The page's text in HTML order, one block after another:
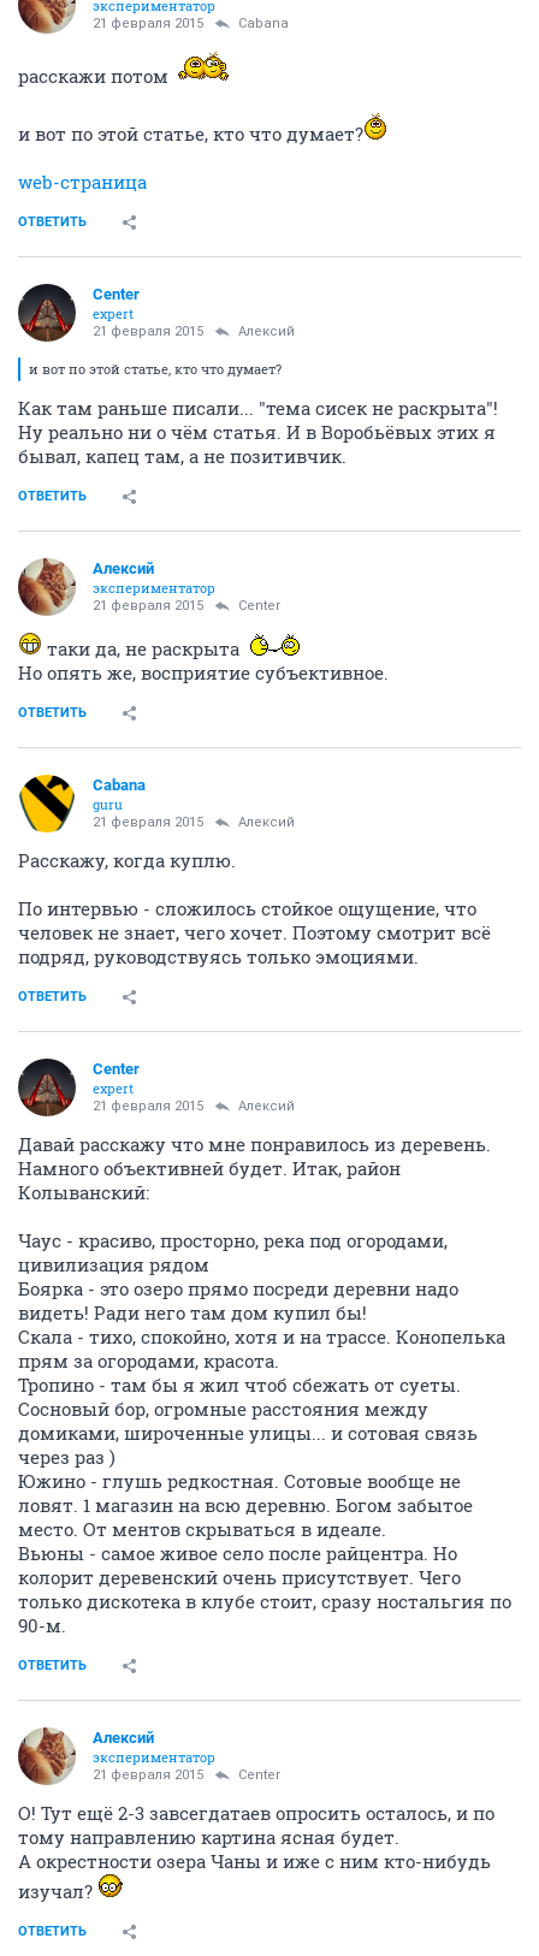
экспериментатор
21 февраля 2015 Cabana
расскажи потом
и вот по этой статье, кто что думает?
web-страница
ОТВЕТИТЬ
Center
expert
21 февраля 2015 Алексий
и вот по этой статье, кто что думает?
Как там раньше писали... "тема сисек не раскрыта"!
Ну реально ни о чём статья. И в Воробьёвых этих я
бывал, капец там, а не позитивчик.
ОТВЕТИТЬ
Алексий
экспериментатор
21 февраля 2015 Center
таки да, не раскрыта
Но опять же, восприятие субъективное.
ОТВЕТИТЬ
Cabana
guru
21 февраля 2015 Алексий
Расскажу, когда куплю.
По интервью - сложилось стойкое ощущение, что
человек не знает, чего хочет. Поэтому смотрит всё
подряд, руководствуясь только эмоциями.
ОТВЕТИТЬ
Center
expert
21 февраля 2015 Алексий
Давай расскажу что мне понравилось из деревень.
Намного объективней будет. Итак, район
Колыванский:
Чаус - красиво, просторно, река под огородами,
цивилизация рядом
Боярка - это озеро прямо посреди деревни надо
видеть! Ради него там дом купил бы!
Скала - тихо, спокойно, хотя и на трассе. Конопелька
прям за огородами, красота.
Тропино - там бы я жил чтоб сбежать от суеты.
Сосновый бор, огромные расстояния между
домиками, широченные улицы... и сотовая связь
через раз )
Южино - глушь редкостная. Сотовые вообще не
ловят. 1 магазин на всю деревню. Богом забытое
место. От ментов скрываться в идеале.
Вьюны - самое живое село после райцентра. Но
колорит деревенский очень присутствует. Чего
только дискотека в клубе стоит, сразу ностальгия по
90-м.
ОТВЕТИТЬ
Алексий
экспериментатор
21 февраля 2015 Center
О! Тут ещё 2-3 завсегдатаев опросить осталось, и по
тому направлению картина ясная будет.
А окрестности озера Чаны и иже с ним кто-нибудь
изучал?
ОТВЕТИТЬ